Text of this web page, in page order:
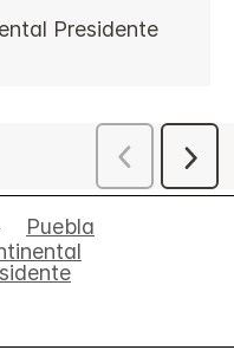
Puebla